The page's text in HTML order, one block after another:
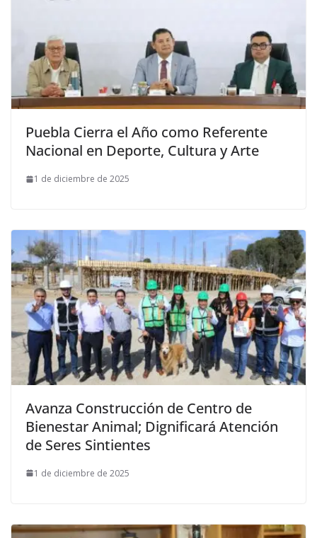
Puebla Cierra el Año como Referente
Nacional en Deporte, Cultura y Arte
1 de diciembre de 2025
Avanza Construcción de Centro de
Bienestar Animal; Dignificará Atención
de Seres Sintientes
1 de diciembre de 2025